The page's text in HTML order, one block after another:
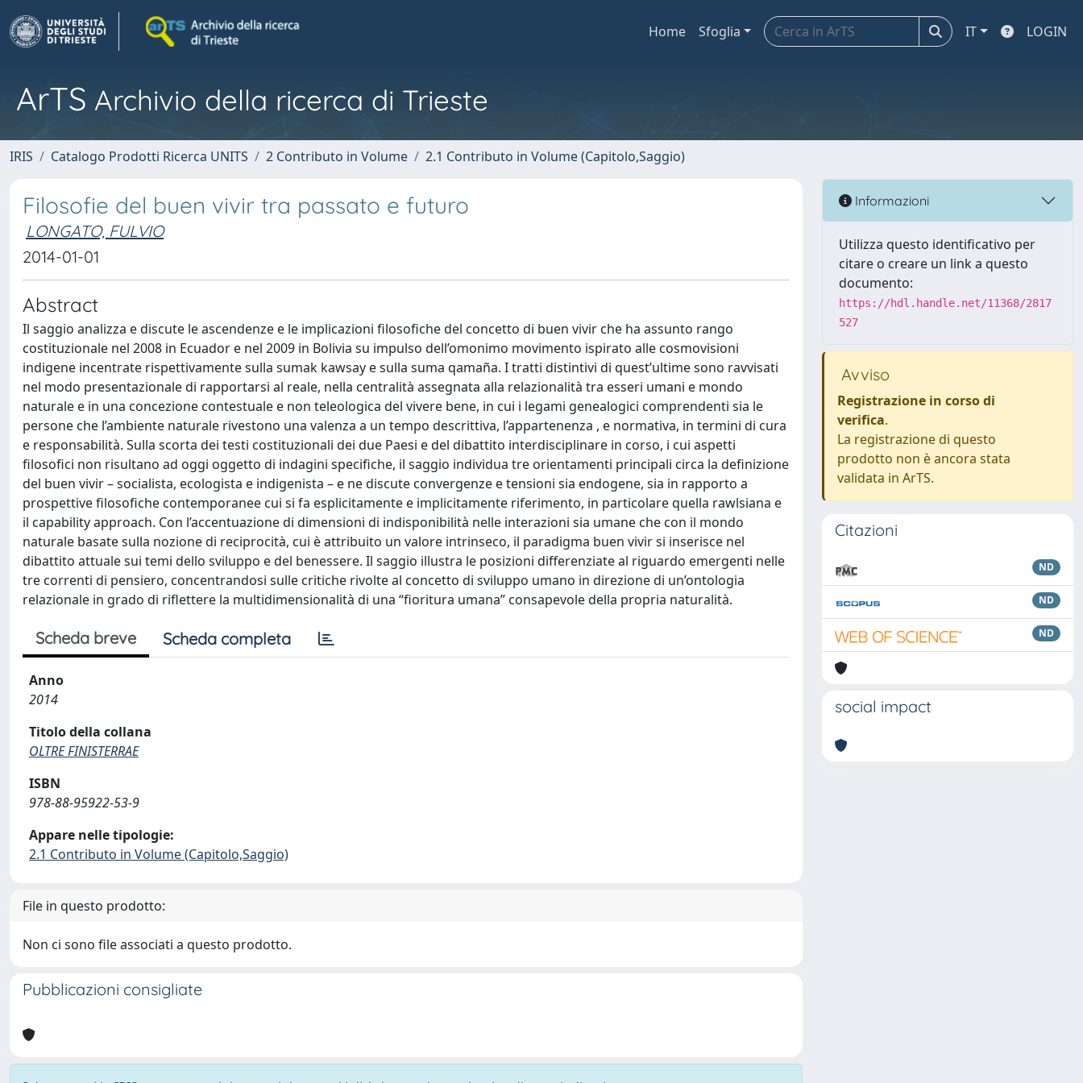
Home Sfoglia IT LOGIN
ArTS Archivio della ricerca di Trieste
IRIS Catalogo Prodotti Ricerca UNITS 2 Contributo in Volume 2.1 Contributo in Volume (Capitolo,Saggio)
Filosofie del buen vivir tra passato e futuro
LONGATO, FULVIO
2014-01-01
Abstract
Il saggio analizza e discute le ascendenze e le implicazioni filosofiche del concetto di buen vivir che ha assunto rango
costituzionale nel 2008 in Ecuador e nel 2009 in Bolivia su impulso dell’omonimo movimento ispirato alle cosmovisioni
indigene incentrate rispettivamente sulla sumak kawsay e sulla suma qamaña. I tratti distintivi di quest’ultime sono ravvisati
nel modo presentazionale di rapportarsi al reale, nella centralità assegnata alla relazionalità tra esseri umani e mondo
naturale e in una concezione contestuale e non teleologica del vivere bene, in cui i legami genealogici comprendenti sia le
persone che l’ambiente naturale rivestono una valenza a un tempo descrittiva, l’appartenenza , e normativa, in termini di cura
e responsabilità. Sulla scorta dei testi costituzionali dei due Paesi e del dibattito interdisciplinare in corso, i cui aspetti
filosofici non risultano ad oggi oggetto di indagini specifiche, il saggio individua tre orientamenti principali circa la definizione
del buen vivir – socialista, ecologista e indigenista – e ne discute convergenze e tensioni sia endogene, sia in rapporto a
prospettive filosofiche contemporanee cui si fa esplicitamente e implicitamente riferimento, in particolare quella rawlsiana e
il capability approach. Con l’accentuazione di dimensioni di indisponibilità nelle interazioni sia umane che con il mondo
naturale basate sulla nozione di reciprocità, cui è attribuito un valore intrinseco, il paradigma buen vivir si inserisce nel
dibattito attuale sui temi dello sviluppo e del benessere. Il saggio illustra le posizioni differenziate al riguardo emergenti nelle
tre correnti di pensiero, concentrandosi sulle critiche rivolte al concetto di sviluppo umano in direzione di un’ontologia
relazionale in grado di riflettere la multidimensionalità di una “fioritura umana” consapevole della propria naturalità.
Scheda breve Scheda completa
Anno
2014
Titolo della collana
OLTRE FINISTERRAE
ISBN
978-88-95922-53-9
Appare nelle tipologie:
2.1 Contributo in Volume (Capitolo,Saggio)
File in questo prodotto:
Non ci sono file associati a questo prodotto.
Pubblicazioni consigliate
Informazioni
Utilizza questo identificativo per
citare o creare un link a questo
documento:
https://hdl.handle.net/11368/2817
527
Avviso
Registrazione in corso di
verifica.
La registrazione di questo
prodotto non è ancora stata
validata in ArTS.
Citazioni
ND
ND
ND
social impact